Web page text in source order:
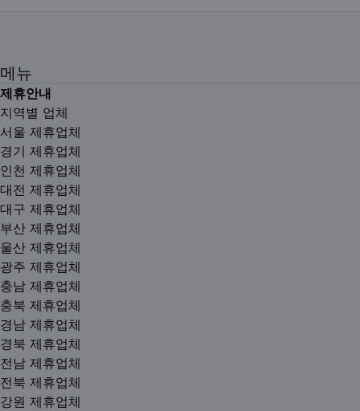
메뉴
제휴안내
지역별 업체
서울 제휴업체
경기 제휴업체
인천 제휴업체
대전 제휴업체
대구 제휴업체
부산 제휴업체
울산 제휴업체
광주 제휴업체
충남 제휴업체
충북 제휴업체
경남 제휴업체
경북 제휴업체
전남 제휴업체
전북 제휴업체
강원 제휴업체